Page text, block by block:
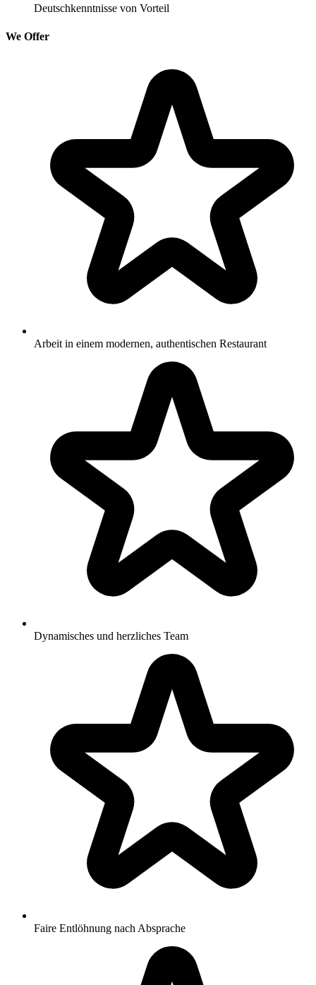
Deutschkenntnisse von Vorteil
We Offer
Arbeit in einem modernen, authentischen Restaurant
Dynamisches und herzliches Team
Faire Entlöhnung nach Absprache